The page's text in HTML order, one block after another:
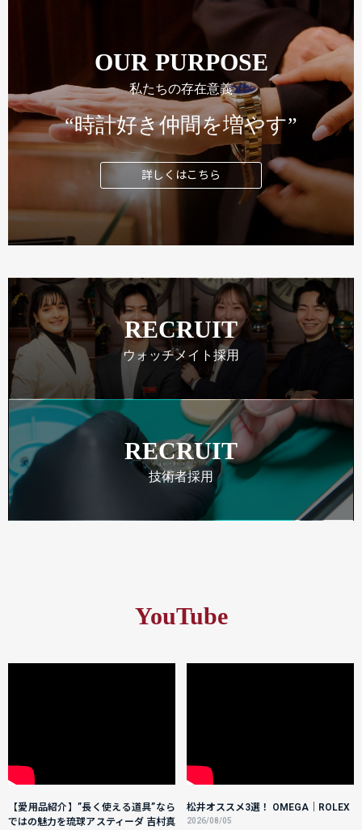
OUR PURPOSE
私たちの存在意義
“時計好き仲間を増やす”
詳しくはこちら
RECRUIT
ウォッチメイト採用
RECRUIT
技術者採用
YouTube
【愛用品紹介】”長く使える道具”なら
ではの魅力を琉球アスティーダ 吉村真
松井オススメ3選！ OMEGA｜ROLEX
2026/08/05